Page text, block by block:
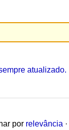
atualizado.
por relevância ·